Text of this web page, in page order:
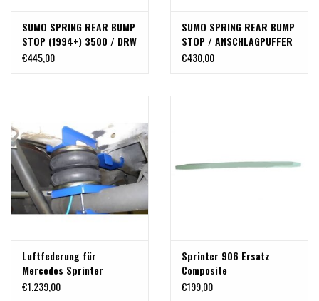
SUMO SPRING REAR BUMP
STOP (1994+) 3500 / DRW
SPRINTER (PAAR)
€445,00
SUMO SPRING REAR BUMP
STOP / ANSCHLAGPUFFER
FÜR MERCEDES SPRINTER
€430,00
Luftfederung für
Mercedes Sprinter
906/NCV3 2WD
€1.239,00
Sprinter 906 Ersatz
Composite
Frontblattfeder
€199,00